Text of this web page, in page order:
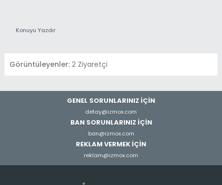
Konuyu Yazdır
Görüntüleyenler: 2 Ziyaretçi
GENEL SORUNLARINIZ İÇİN
detay@izmox.com
BAN SORUNLARINIZ İÇİN
ban@izmox.com
REKLAM VERMEK İÇİN
reklam@izmox.com